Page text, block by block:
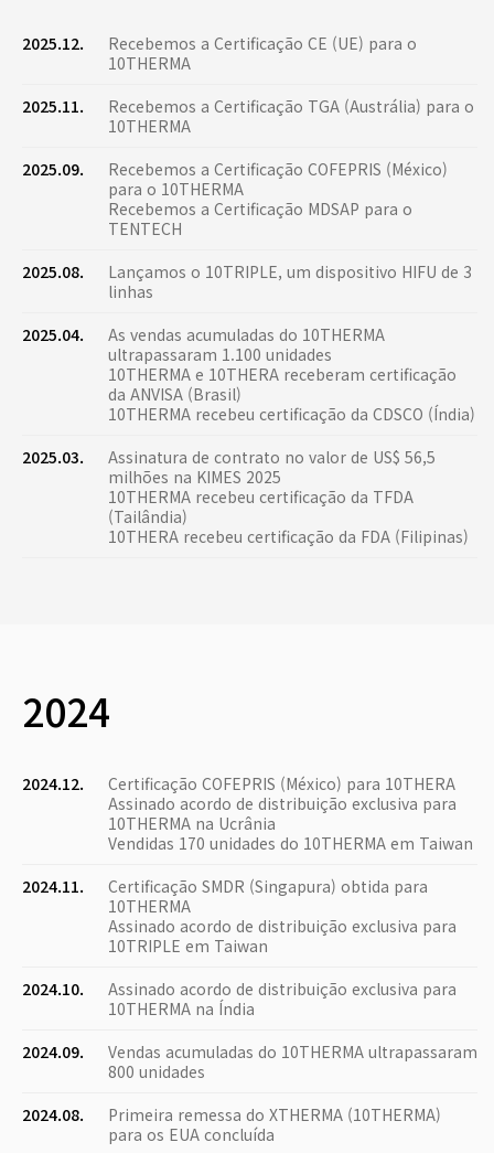
2025.12.
Recebemos a Certificação CE (UE) para o
10THERMA
2025.11.
Recebemos a Certificação TGA (Austrália) para o
10THERMA
2025.09.
Recebemos a Certificação COFEPRIS (México)
para o 10THERMA
Recebemos a Certificação MDSAP para o
TENTECH
2025.08.
Lançamos o 10TRIPLE, um dispositivo HIFU de 3
linhas
2025.04.
As vendas acumuladas do 10THERMA
ultrapassaram 1.100 unidades
10THERMA e 10THERA receberam certificação
da ANVISA (Brasil)
10THERMA recebeu certificação da CDSCO (Índia)
2025.03.
Assinatura de contrato no valor de US$ 56,5
milhões na KIMES 2025
10THERMA recebeu certificação da TFDA
(Tailândia)
10THERA recebeu certificação da FDA (Filipinas)
2024
2024.12.
Certificação COFEPRIS (México) para 10THERA
Assinado acordo de distribuição exclusiva para
10THERMA na Ucrânia
Vendidas 170 unidades do 10THERMA em Taiwan
2024.11.
Certificação SMDR (Singapura) obtida para
10THERMA
Assinado acordo de distribuição exclusiva para
10TRIPLE em Taiwan
2024.10.
Assinado acordo de distribuição exclusiva para
10THERMA na Índia
2024.09.
Vendas acumuladas do 10THERMA ultrapassaram
800 unidades
2024.08.
Primeira remessa do XTHERMA (10THERMA)
para os EUA concluída